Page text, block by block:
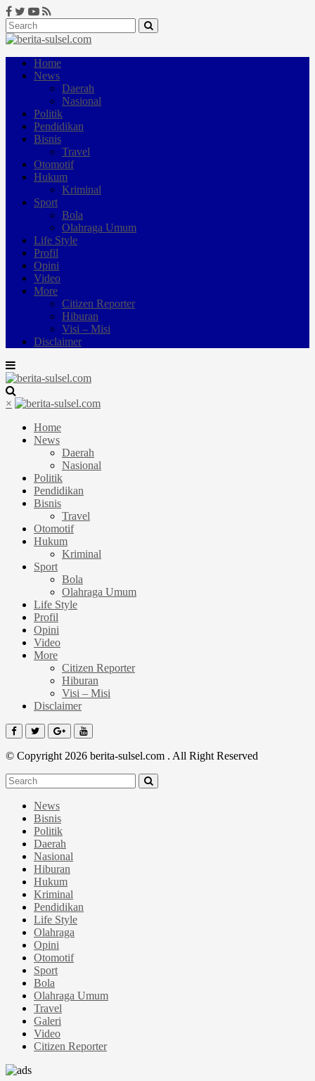
Home
News
Daerah
Nasional
Politik
Pendidikan
Bisnis
Travel
Otomotif
Hukum
Kriminal
Sport
Bola
Olahraga Umum
Life Style
Profil
Opini
Video
More
Citizen Reporter
Hiburan
Visi – Misi
Disclaimer
×
Home
News
Daerah
Nasional
Politik
Pendidikan
Bisnis
Travel
Otomotif
Hukum
Kriminal
Sport
Bola
Olahraga Umum
Life Style
Profil
Opini
Video
More
Citizen Reporter
Hiburan
Visi – Misi
Disclaimer
© Copyright 2026 berita-sulsel.com . All Right Reserved
News
Bisnis
Politik
Daerah
Nasional
Hiburan
Hukum
Kriminal
Pendidikan
Life Style
Olahraga
Opini
Otomotif
Sport
Bola
Olahraga Umum
Travel
Galeri
Video
Citizen Reporter